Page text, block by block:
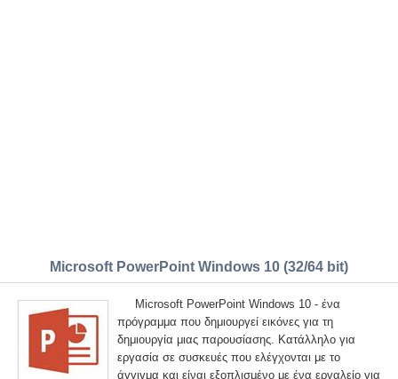
Microsoft PowerPoint Windows 10 (32/64 bit)
Microsoft PowerPoint Windows 10 - ένα
πρόγραμμα που δημιουργεί εικόνες για τη
δημιουργία μιας παρουσίασης. Κατάλληλο για
εργασία σε συσκευές που ελέγχονται με το
άγγιγμα και είναι εξοπλισμένο με ένα εργαλείο για